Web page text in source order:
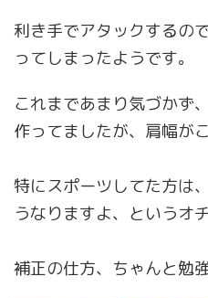
利き手でアタックするの
ってしまったようです。
これまであまり気づかず
作ってましたが、肩幅が
特にスポーツしてた方は
うなりますよ、というオ
補正の仕方、ちゃんと勉